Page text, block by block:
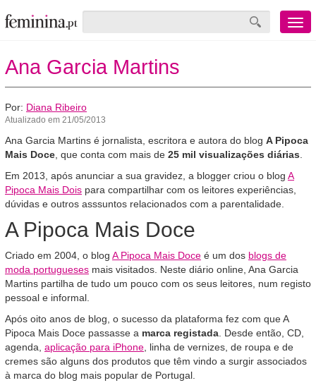
Menu
mobile
Ana Garcia Martins
Por: Diana Ribeiro
Atualizado em 21/05/2013
Ana Garcia Martins é jornalista, escritora e autora do blog A Pipoca
Mais Doce , que conta com mais de 25 mil visualizações diárias
Em 2013, após anunciar a sua gravidez, a blogger criou o blog A
Pipoca Mais Dois para compartilhar com os leitores experiências,
dúvidas e outros asssuntos relacionados com a parentalidade.
A Pipoca Mais Doce
Criado em 2004, o blog A Pipoca Mais Doce é um dos blogs de
moda portugueses mais visitados. Neste diário online, Ana Garcia
Martins partilha de tudo um pouco com os seus leitores, num registo
pessoal e informal.
Após oito anos de blog, o sucesso da plataforma fez com que A
Pipoca Mais Doce passasse a marca registada . Desde então, CD,
agenda, aplicação para iPhone , linha de vernizes, de roupa e de
cremes são alguns dos produtos que têm vindo a surgir associados
à marca do blog mais popular de Portugal.